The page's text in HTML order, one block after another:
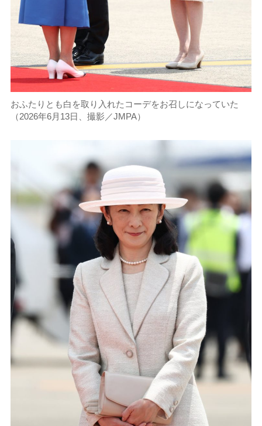
おふたりとも白を取り入れたコーデをお召しになっていた
（2026年6月13日、撮影／JMPA）